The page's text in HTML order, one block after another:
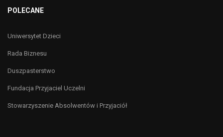
POLECANE
Uniwersytet Dzieci
Rada Biznesu
Duszpasterstwo
Fundacja Przyjaciel Uczelni
Stowarzyszenie Absolwentów i Przyjaciół